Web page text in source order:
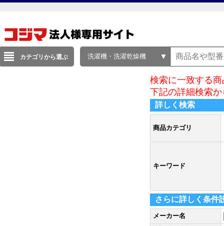
カテゴリから選ぶ 洗濯機・洗濯乾燥機
検索に一致する
下記の詳細検索
詳しく検索
商品カテゴリ
キーワード
さらに詳しく条件
メーカー名